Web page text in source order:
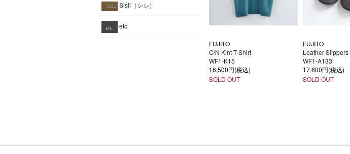
Sisii（シシ）
etc
FUJITO
C/N Kint T-Shirt
WF1-K15
16,500円(税込)
SOLD OUT
FUJITO
Leather Slippers
WF1-A133
17,600円(税込)
SOLD OUT